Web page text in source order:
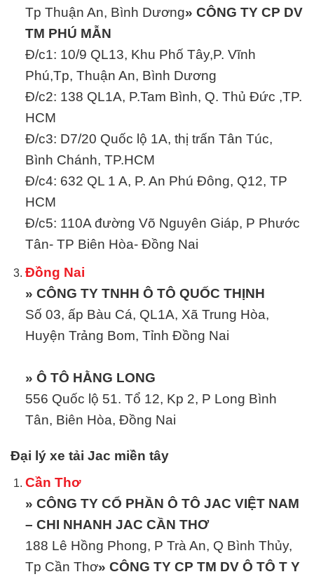
Tp Thuận An, Bình Dương» CÔNG TY CP DV
TM PHÚ MẪN
Đ/c1: 10/9 QL13, Khu Phố Tây,P. Vĩnh
Phú,Tp, Thuận An, Bình Dương
Đ/c2: 138 QL1A, P.Tam Bình, Q. Thủ Đức ,TP.
HCM
Đ/c3: D7/20 Quốc lộ 1A, thị trấn Tân Túc,
Bình Chánh, TP.HCM
Đ/c4: 632 QL 1 A, P. An Phú Đông, Q12, TP
HCM
Đ/c5: 110A đường Võ Nguyên Giáp, P Phước
Tân- TP Biên Hòa- Đồng Nai
Đồng Nai
» CÔNG TY TNHH Ô TÔ QUỐC THỊNH
Số 03, ấp Bàu Cá, QL1A, Xã Trung Hòa,
Huyện Trảng Bom, Tỉnh Đồng Nai
» Ô TÔ HẰNG LONG
556 Quốc lộ 51. Tổ 12, Kp 2, P Long Bình
Tân, Biên Hòa, Đồng Nai
Đại lý xe tải Jac miền tây
Cần Thơ
» CÔNG TY CỔ PHẦN Ô TÔ JAC VIỆT NAM
– CHI NHANH JAC CẦN THƠ
188 Lê Hồng Phong, P Trà An, Q Bình Thủy,
Tp Cần Thơ» CÔNG TY CP TM DV Ô TÔ T Y